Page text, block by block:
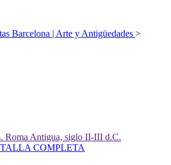
Barcelona | Arte y Antigüedades >
COMPLETA